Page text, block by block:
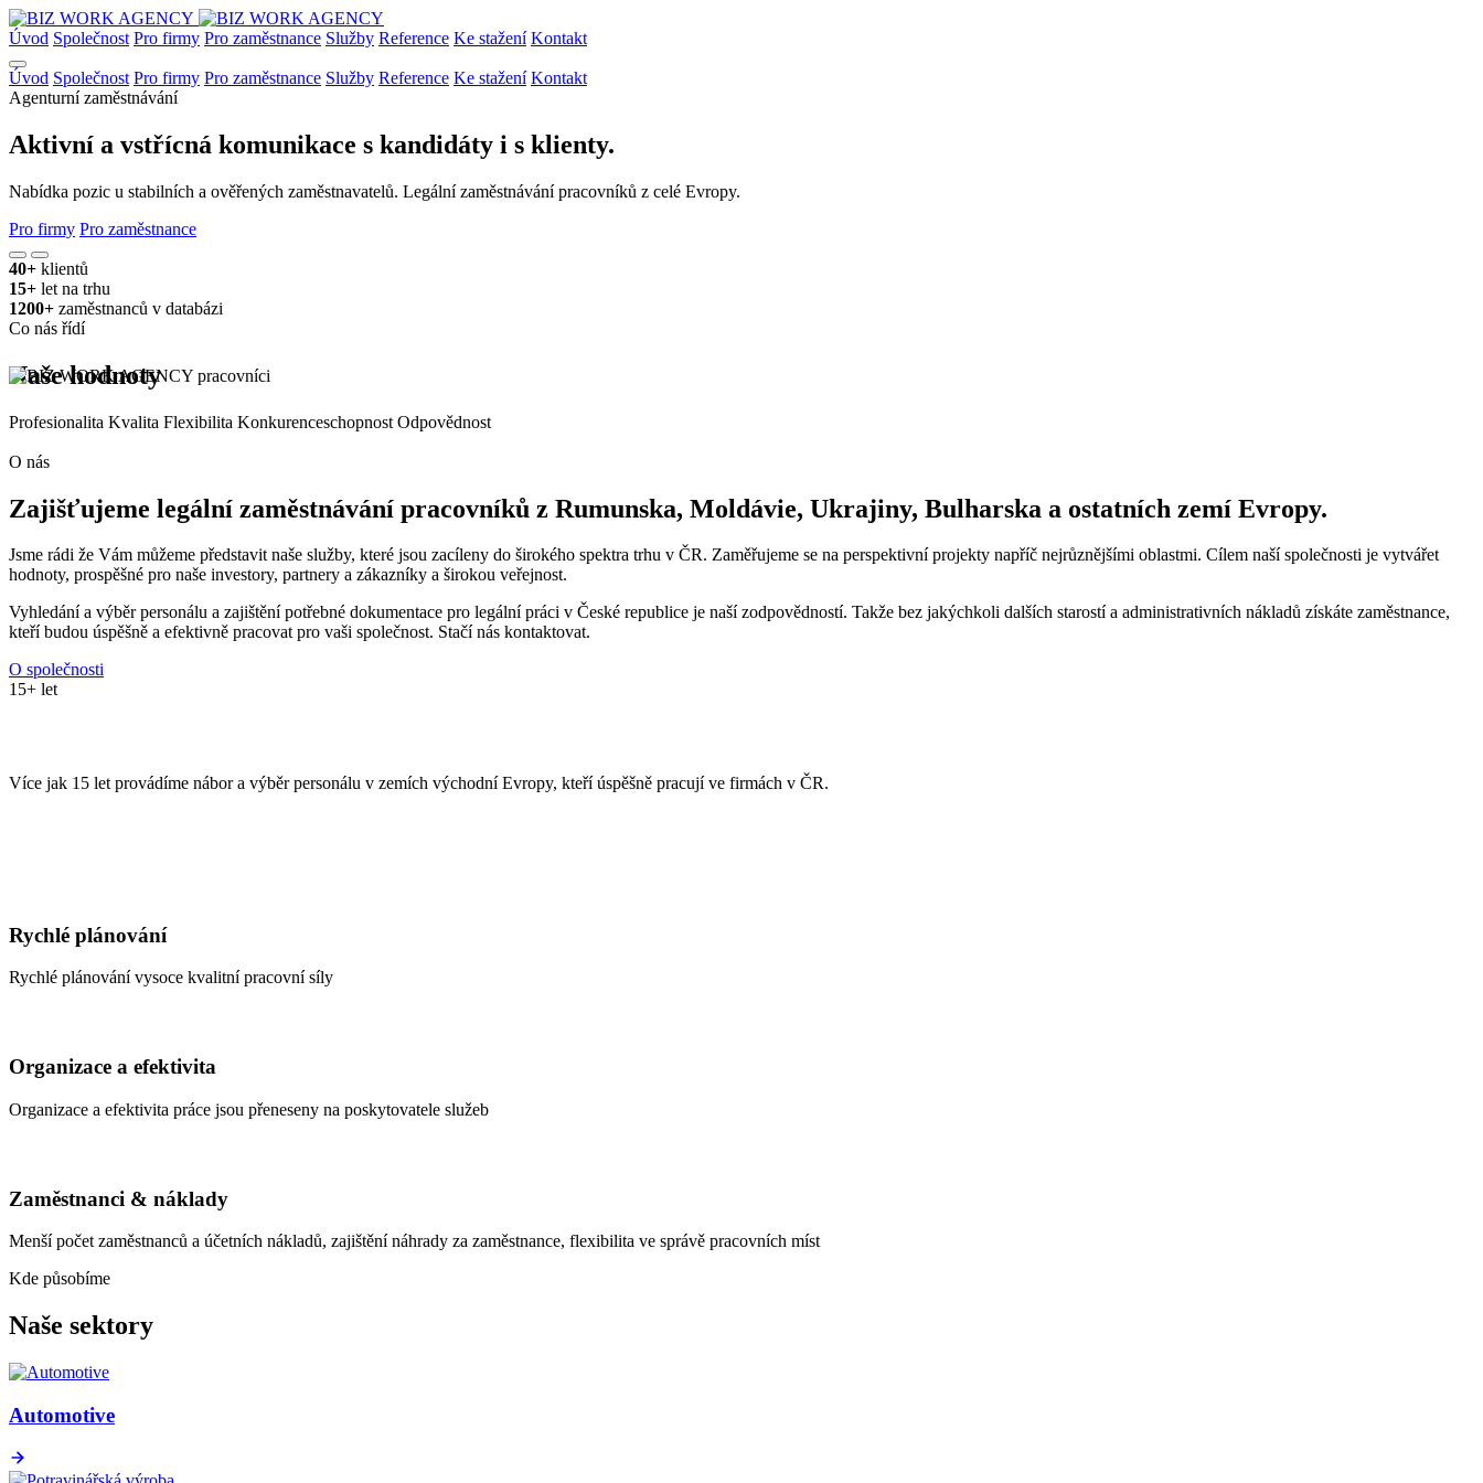
Úvod Společnost Pro firmy Pro zaměstnance Služby Reference Ke stažení Kontakt
Úvod Společnost Pro firmy Pro zaměstnance Služby Reference Ke stažení Kontakt
Agenturní zaměstnávání
Aktivní a vstřícná komunikace s kandidáty i s klienty.
Nabídka pozic u stabilních a ověřených zaměstnavatelů. Legální zaměstnávání pracovníků z celé Evropy.
Pro firmy Pro zaměstnance
40+ klientů
15+ let na trhu
1200+ zaměstnanců v databázi
Co nás řídí
Naše hodnoty
Profesionalita Kvalita Flexibilita Konkurenceschopnost Odpovědnost
O nás
Zajišťujeme legální zaměstnávání pracovníků z Rumunska, Moldávie, Ukrajiny, Bulharska a ostatních zemí Evropy.
Jsme rádi že Vám můžeme představit naše služby, které jsou zacíleny do širokého spektra trhu v ČR. Zaměřujeme se na perspektivní projekty napříč nejrůznějšími oblastmi. Cílem naší společnosti je vytvářet
hodnoty, prospěšné pro naše investory, partnery a zákazníky a širokou veřejnost.
Vyhledání a výběr personálu a zajištění potřebné dokumentace pro legální práci v České republice je naší zodpovědností. Takže bez jakýchkoli dalších starostí a administrativních nákladů získáte zaměstnance,
kteří budou úspěšně a efektivně pracovat pro vaši společnost. Stačí nás kontaktovat.
O společnosti
15+ let
Více jak 15 let provádíme nábor a výběr personálu v zemích východní Evropy, kteří úspěšně pracují ve firmách v ČR.
Rychlé plánování
Rychlé plánování vysoce kvalitní pracovní síly
Organizace a efektivita
Organizace a efektivita práce jsou přeneseny na poskytovatele služeb
Zaměstnanci & náklady
Menší počet zaměstnanců a účetních nákladů, zajištění náhrady za zaměstnance, flexibilita ve správě pracovních míst
Kde působíme
Naše sektory
Automotive